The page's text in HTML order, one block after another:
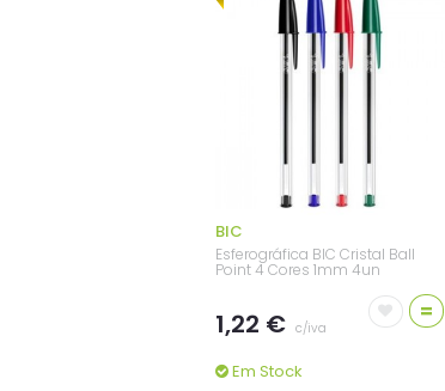
BIC
Esferográfica BIC Cristal Ball
Point 4 Cores 1mm 4un
1,22 € c/iva
=
Em Stock